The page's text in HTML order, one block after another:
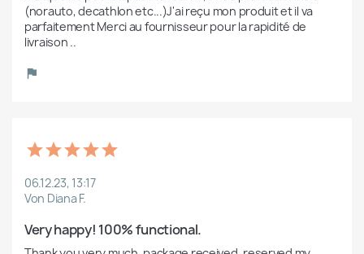
(norauto, decathlon etc...)J'ai reçu mon produit et il va
parfaitement Merci au fournisseur pour la rapidité de
livraison ..
06.12.23, 13:17
Von Diana F.
Very happy! 100% functional.